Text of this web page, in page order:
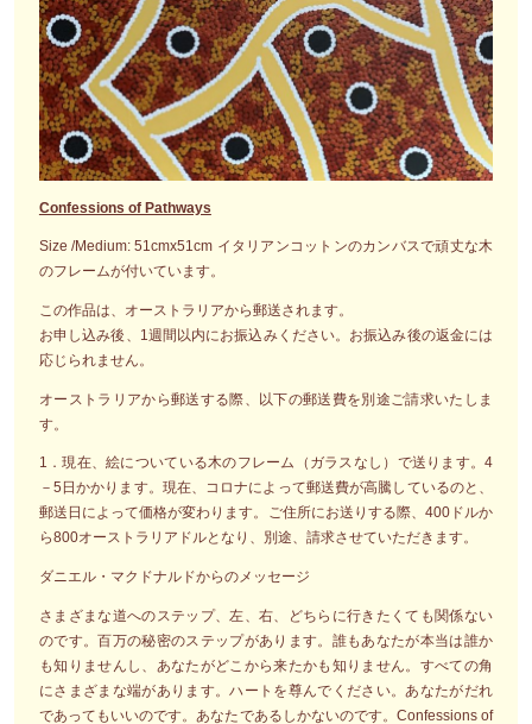
Confessions of Pathways
Size /Medium: 51cmx51cm イタリアンコットンのカンバスで頑丈な木
のフレームが付いています。
この作品は、オーストラリアから郵送されます。
お申し込み後、1週間以内にお振込みください。お振込み後の返金には
応じられません。
オーストラリアから郵送する際、以下の郵送費を別途ご請求いたしま
す。
1．現在、絵についている木のフレーム（ガラスなし）で送ります。4
－5日かかります。現在、コロナによって郵送費が高騰しているのと、
郵送日によって価格が変わります。ご住所にお送りする際、400ドルか
ら800オーストラリアドルとなり、別途、請求させていただきます。
ダニエル・マクドナルドからのメッセージ
さまざまな道へのステップ、左、右、どちらに行きたくても関係ない
のです。百万の秘密のステップがあります。誰もあなたが本当は誰か
も知りませんし、あなたがどこから来たかも知りません。すべての角
にさまざまな端があります。ハートを尊んでください。あなたがだれ
であってもいいのです。あなたであるしかないのです。Confessions of